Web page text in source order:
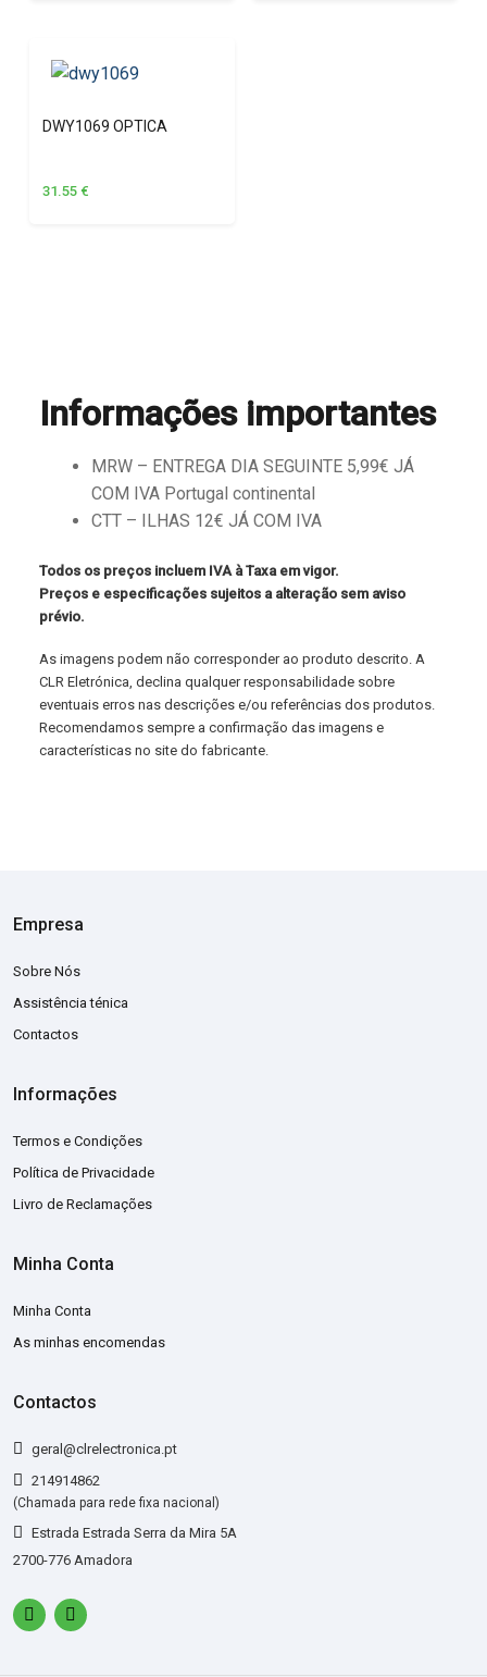
DWY1069 OPTICA
31.55 €
Informações importantes
MRW – ENTREGA DIA SEGUINTE 5,99€ JÁ
COM IVA Portugal continental
CTT – ILHAS 12€ JÁ COM IVA
Todos os preços incluem IVA à Taxa em vigor.
Preços e especificações sujeitos a alteração sem aviso
prévio.
As imagens podem não corresponder ao produto descrito. A
CLR Eletrónica, declina qualquer responsabilidade sobre
eventuais erros nas descrições e/ou referências dos produtos.
Recomendamos sempre a confirmação das imagens e
características no site do fabricante.
Empresa
Sobre Nós
Assistência ténica
Contactos
Informações
Termos e Condições
Política de Privacidade
Livro de Reclamações
Minha Conta
Minha Conta
As minhas encomendas
Contactos
geral@clrelectronica.pt
214914862
(Chamada para rede fixa nacional)
Estrada Estrada Serra da Mira 5A
2700-776 Amadora